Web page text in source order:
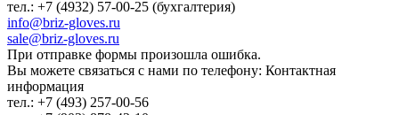
тел.: +7 (4932) 57-00-25 (бухгалтерия)
info@briz-gloves.ru
sale@briz-gloves.ru
При отправке формы произошла ошибка.
Вы можете связаться с нами по телефону: Контактная
информация
тел.: +7 (493) 257-00-56